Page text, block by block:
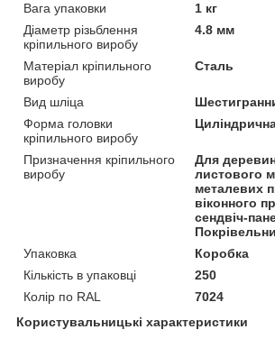
Вага упаковки
1 кг
Діаметр різьблення
кріпильного виробу
4.8 мм
Матеріал кріпильного
виробу
Сталь
Вид шліца
Форма головки
кріпильного виробу
Призначення кріпильного
виробу
Для
листового
металевих
віконного
сендвіч-
Упаковка
Коробка
Кількість в упаковці
250
Колір по RAL
7024
Користувальницькі характеристики